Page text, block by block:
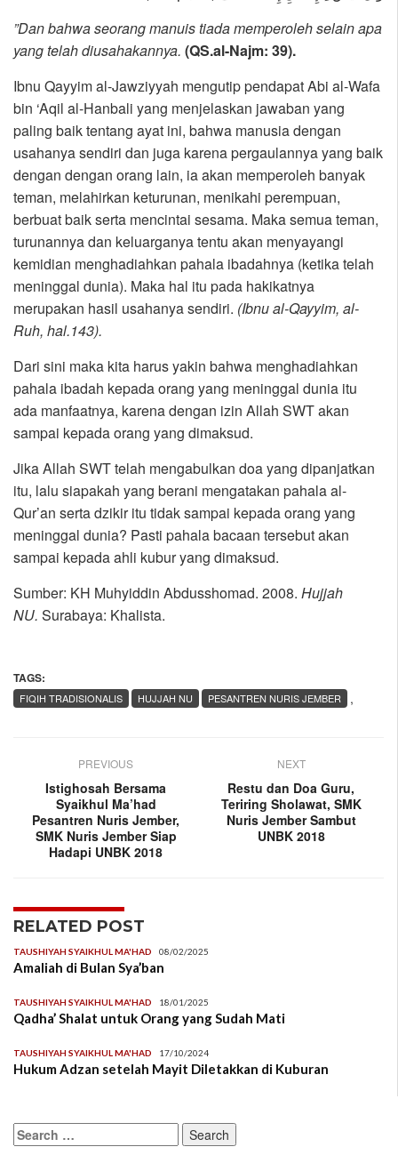
”Dan bahwa seorang manuis tiada memperoleh selain apa
yang telah diusahakannya. (QS.al-Najm: 39).
Ibnu Qayyim al-Jawziyyah mengutip pendapat Abi al-Wafa
bin ‘Aqil al-Hanbali yang menjelaskan jawaban yang
paling baik tentang ayat ini, bahwa manusia dengan
usahanya sendiri dan juga karena pergaulannya yang baik
dengan dengan orang lain, ia akan memperoleh banyak
teman, melahirkan keturunan, menikahi perempuan,
berbuat baik serta mencintai sesama. Maka semua teman,
turunannya dan keluarganya tentu akan menyayangi
kemidian menghadiahkan pahala ibadahnya (ketika telah
meninggal dunia). Maka hal itu pada hakikatnya
merupakan hasil usahanya sendiri. (Ibnu al-Qayyim, al-
Ruh, hal.143).
Dari sini maka kita harus yakin bahwa menghadiahkan
pahala ibadah kepada orang yang meninggal dunia itu
ada manfaatnya, karena dengan izin Allah SWT akan
sampai kepada orang yang dimaksud.
Jika Allah SWT telah mengabulkan doa yang dipanjatkan
itu, lalu siapakah yang berani mengatakan pahala al-
Qur’an serta dzikir itu tidak sampai kepada orang yang
meninggal dunia? Pasti pahala bacaan tersebut akan
sampai kepada ahli kubur yang dimaksud.
Sumber: KH Muhyiddin Abdusshomad. 2008. Hujjah
NU. Surabaya: Khalista.
TAGS:
,
FIQIH TRADISIONALIS HUJJAH NU PESANTREN NURIS JEMBER
PREVIOUS
Istighosah Bersama
Syaikhul Ma’had
Pesantren Nuris Jember,
SMK Nuris Jember Siap
Hadapi UNBK 2018
NEXT
Restu dan Doa Guru,
Teriring Sholawat, SMK
Nuris Jember Sambut
UNBK 2018
RELATED POST
TAUSHIYAH SYAIKHUL MA'HAD 08/02/2025
Amaliah di Bulan Sya’ban
TAUSHIYAH SYAIKHUL MA'HAD 18/01/2025
Qadha’ Shalat untuk Orang yang Sudah Mati
TAUSHIYAH SYAIKHUL MA'HAD 17/10/2024
Hukum Adzan setelah Mayit Diletakkan di Kuburan
Search
for: